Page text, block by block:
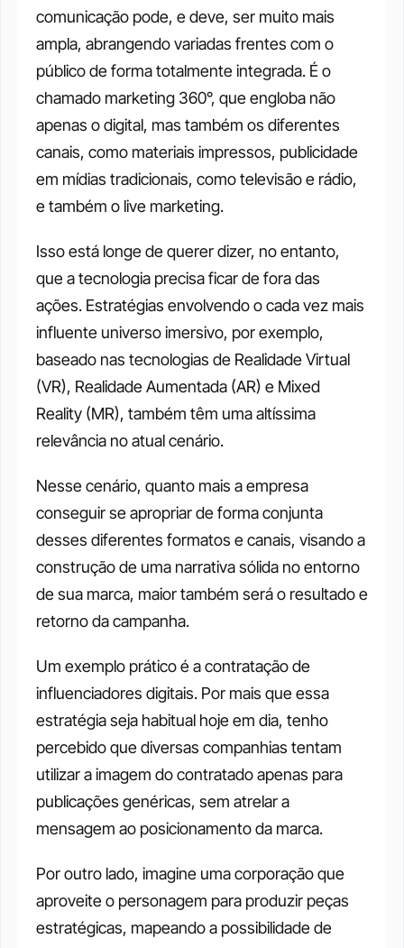
comunicação pode, e deve, ser muito mais
ampla, abrangendo variadas frentes com o
público de forma totalmente integrada. É o
chamado marketing 360°, que engloba não
apenas o digital, mas também os diferentes
canais, como materiais impressos, publicidade
em mídias tradicionais, como televisão e rádio,
e também o live marketing.
Isso está longe de querer dizer, no entanto,
que a tecnologia precisa ficar de fora das
ações. Estratégias envolvendo o cada vez mais
influente universo imersivo, por exemplo,
baseado nas tecnologias de Realidade Virtual
(VR), Realidade Aumentada (AR) e Mixed
Reality (MR), também têm uma altíssima
relevância no atual cenário.
Nesse cenário, quanto mais a empresa
conseguir se apropriar de forma conjunta
desses diferentes formatos e canais, visando a
construção de uma narrativa sólida no entorno
de sua marca, maior também será o resultado e
retorno da campanha.
Um exemplo prático é a contratação de
influenciadores digitais. Por mais que essa
estratégia seja habitual hoje em dia, tenho
percebido que diversas companhias tentam
utilizar a imagem do contratado apenas para
publicações genéricas, sem atrelar a
mensagem ao posicionamento da marca.
Por outro lado, imagine uma corporação que
aproveite o personagem para produzir peças
estratégicas, mapeando a possibilidade de